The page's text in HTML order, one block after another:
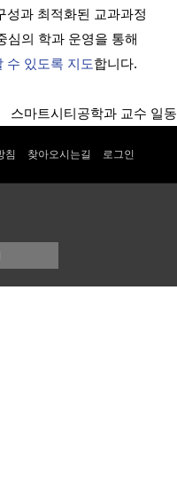
성과 최적화된 교과과정
심의 학과 운영을 통해
수 있도록 지도합니다.
스마트시티공학과 교수 일동
침 찾아오시는길 로그인